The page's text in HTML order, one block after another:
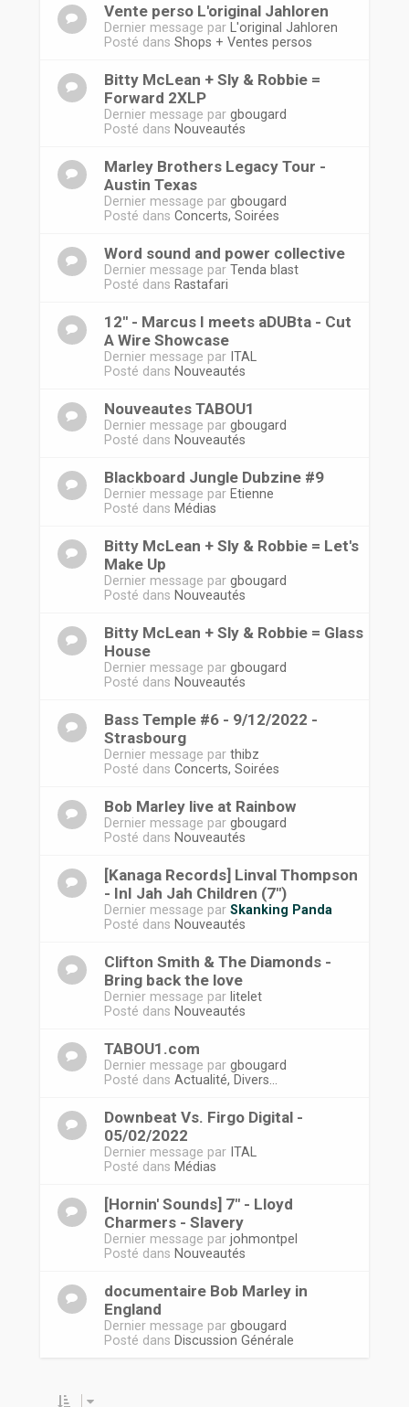
Vente perso L'original Jahloren
Dernier message par
L'original Jahloren
Posté dans Shops + Ventes persos
Bitty McLean + Sly & Robbie =
Forward 2XLP
Dernier message par gbougard
Posté dans Nouveautés
Marley Brothers Legacy Tour -
Austin Texas
Dernier message par gbougard
Posté dans Concerts, Soirées
Word sound and power collective
Dernier message par Tenda blast
Posté dans Rastafari
12'' - Marcus I meets aDUBta - Cut
A Wire Showcase
Dernier message par ITAL
Posté dans Nouveautés
Nouveautes TABOU1
Dernier message par gbougard
Posté dans Nouveautés
Blackboard Jungle Dubzine #9
Dernier message par Etienne
Posté dans Médias
Bitty McLean + Sly & Robbie = Let's
Make Up
Dernier message par gbougard
Posté dans Nouveautés
Bitty McLean + Sly & Robbie = Glass
House
Dernier message par gbougard
Posté dans Nouveautés
Bass Temple #6 - 9/12/2022 -
Strasbourg
Dernier message par thibz
Posté dans Concerts, Soirées
Bob Marley live at Rainbow
Dernier message par gbougard
Posté dans Nouveautés
[Kanaga Records] Linval Thompson
- InI Jah Jah Children (7")
Dernier message par Skanking Panda
Posté dans Nouveautés
Clifton Smith & The Diamonds -
Bring back the love
Dernier message par litelet
Posté dans Nouveautés
TABOU1.com
Dernier message par gbougard
Posté dans Actualité, Divers...
Downbeat Vs. Firgo Digital -
05/02/2022
Dernier message par ITAL
Posté dans Médias
[Hornin' Sounds] 7" - Lloyd
Charmers - Slavery
Dernier message par johmontpel
Posté dans Nouveautés
documentaire Bob Marley in
England
Dernier message par gbougard
Posté dans Discussion Générale